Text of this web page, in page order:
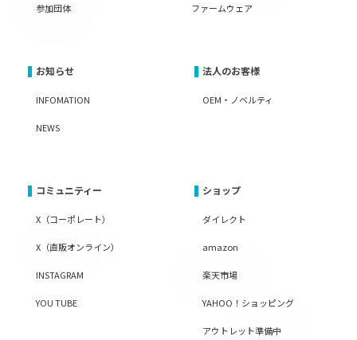
参加団体 ファームウェア
お知らせ
INFOMATION
NEWS
法人のお客様
OEM・ノベルティ
コミュニティー
X（コーポレート）
X（直販オンライン）
INSTAGRAM
YOU TUBE
ショップ
ダイレクト
amazon
楽天市場
YAHOO！ショッピング
アウトレット準備中